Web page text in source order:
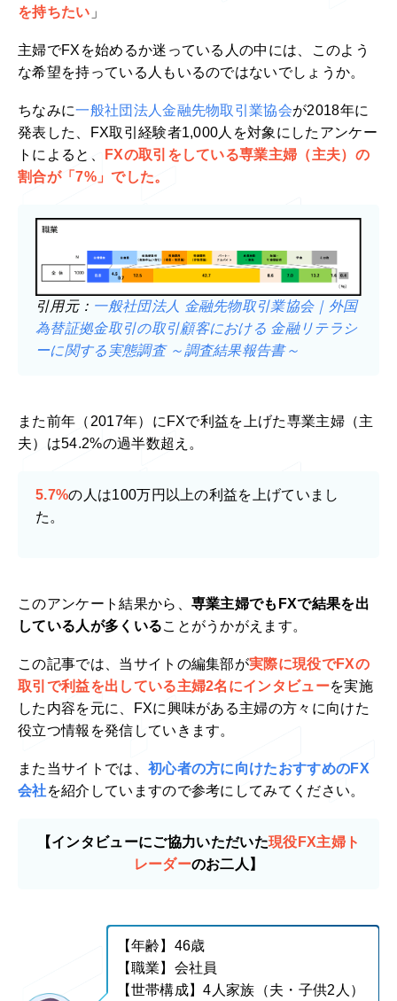
を持ちたい 」
主婦でFXを始めるか迷っている人の中には、このよう
な希望を持っている人もいるのではないでしょうか。
ちなみに一般社団法人金融先物取引業協会が2018年に
発表した、FX取引経験者1,000人を対象にしたアンケー
トによると、
FXの取引をしている専業主婦（主夫）の
割合が「7%」でした。
引用元： 一般社団法人 金融先物取引業協会｜外国
為替証拠金取引の取引顧客における 金融リテラシ
ーに関する実態調査 ～調査結果報告書～
また前年（2017年）にFXで利益を上げた専業主婦（主
夫）は54.2%の過半数超え。
5.7%の人は100万円以上の利益を上げていまし
た。
このアンケート結果から、 専業主婦でもFXで結果を出
している人が多くいることがうかがえます。
この記事では、当サイトの編集部が実際に現役でFXの
取引で利益を出している主婦2名にインタビューを実施
した内容を元に、FXに興味がある主婦の方々に向けた
役立つ情報を発信していきます。
また当サイトでは、 初心者の方に向けたおすすめのFX
会社を紹介していますので参考にしてみてください。
【インタビューにご協力いただいた現役FX主婦ト
レーダーのお二人】
【年齢】46歳
【職業】会社員
【世帯構成】4人家族（夫・子供2人）